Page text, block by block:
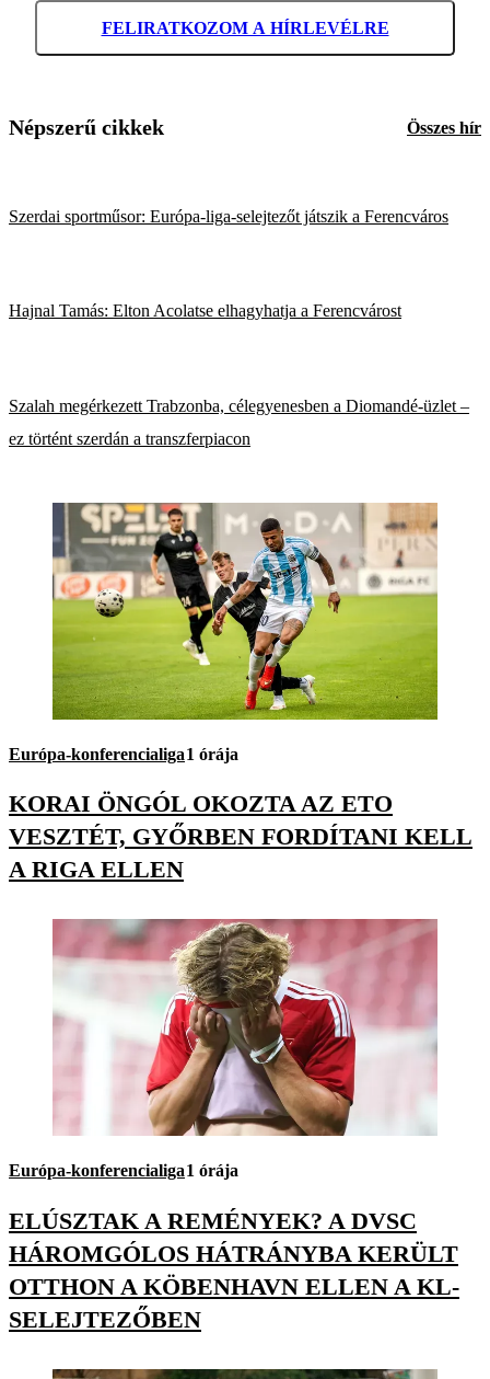
FELIRATKOZOM A HÍRLEVÉLRE
Népszerű cikkek Összes hír
Szerdai sportműsor: Európa-liga-selejtezőt játszik a Ferencváros
Hajnal Tamás: Elton Acolatse elhagyhatja a Ferencvárost
Szalah megérkezett Trabzonba, célegyenesben a Diomandé-üzlet –
ez történt szerdán a transzferpiacon
Európa-konferencialiga1 órája
KORAI ÖNGÓL OKOZTA AZ ETO
VESZTÉT, GYŐRBEN FORDÍTANI KELL
A RIGA ELLEN
Európa-konferencialiga1 órája
ELÚSZTAK A REMÉNYEK? A DVSC
HÁROMGÓLOS HÁTRÁNYBA KERÜLT
OTTHON A KÖBENHAVN ELLEN A KL-
SELEJTEZŐBEN